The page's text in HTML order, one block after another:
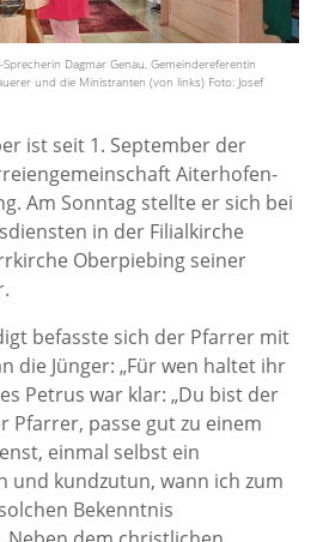
Dagmar Genau, Gemeindereferentin
und die Ministranten (von links) Foto: Josef
ist seit 1. September der
Aiterhofen-
Am Sonntag stellte er sich bei
in der Filialkirche
Oberpiebing seiner
befasste sich der Pfarrer mit
die Jünger: „Für wen haltet ihr
Petrus war klar: „Du bist der
Pfarrer, passe gut zu einem
einmal selbst ein
und kundzutun, wann ich zum
Bekenntnis